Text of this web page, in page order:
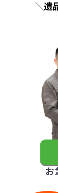
＼遺
お